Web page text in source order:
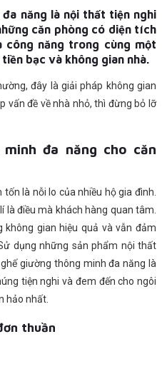
năng là nội thất tiện nghi
căn phòng có diện tích
công năng trong cùng một
bạc và không gian nhà.
đây là giải pháp không gian
vấn đề về nhà nhỏ, thì đừng bỏ lỡ
đa năng cho căn
là nỗi lo của nhiều hộ gia đình.
là điều mà khách hàng quan tâm.
gian hiệu quả và vẫn đảm
dụng những sản phẩm nội thất
giường thông minh đa năng là
tiện nghi và đem đến cho ngôi
hảo nhất.
thuần